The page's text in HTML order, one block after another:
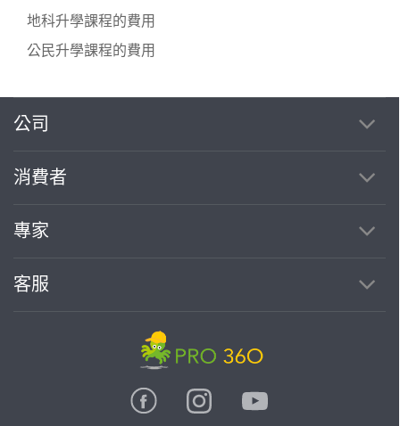
地科升學課程的費用
公民升學課程的費用
公司
消費者
專家
客服